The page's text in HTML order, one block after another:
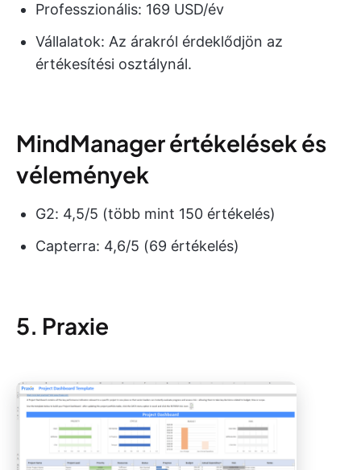
Professzionális: 169 USD/év
Vállalatok: Az árakról érdeklődjön az
értékesítési osztálynál.
MindManager értékelések és
vélemények
G2: 4,5/5 (több mint 150 értékelés)
Capterra: 4,6/5 (69 értékelés)
5. Praxie